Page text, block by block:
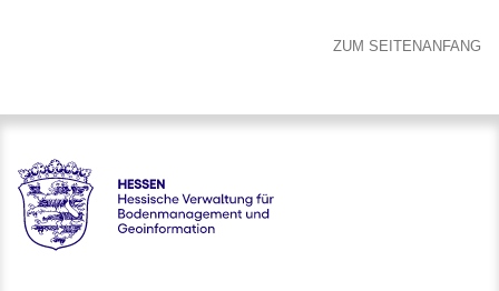
ZUM SEITENANFANG
Hessen - Hessische Verwaltung für Bodenmanagement und